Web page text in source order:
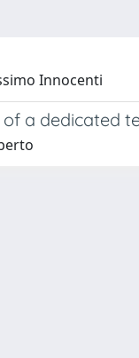
Innocenti
a dedicated